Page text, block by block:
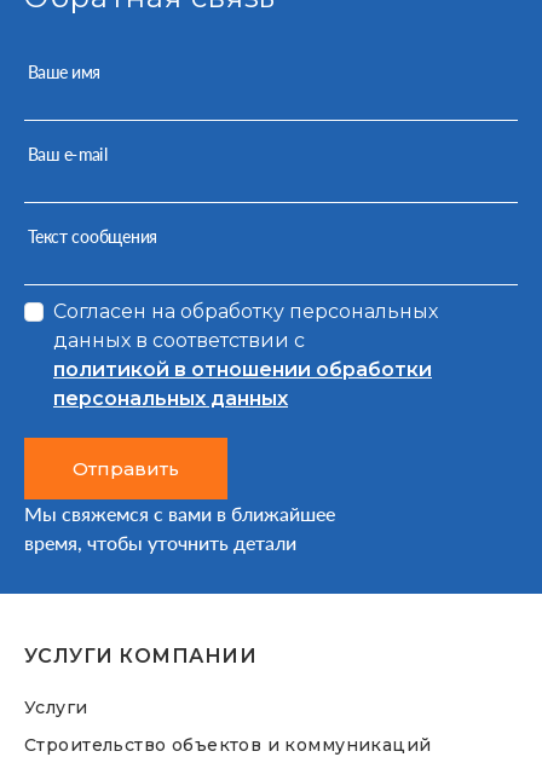
Ваше имя
Ваш e-mail
Текст сообщения
Согласен на обработку персональных
данных в соответствии с
политикой в отношении обработки
персональных данных
Мы свяжемся с вами в ближайшее
время, чтобы уточнить детали
Отправить
УСЛУГИ КОМПАНИИ
Услуги
Строительство объектов и коммуникаций